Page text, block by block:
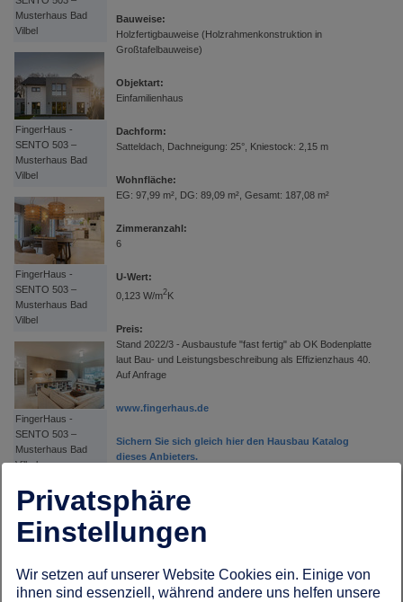
Musterhaus Bad
Vilbel
FingerHaus -
SENTO 503 –
Musterhaus Bad
Vilbel
FingerHaus -
SENTO 503 –
Musterhaus Bad
Vilbel
FingerHaus -
SENTO 503 –
Musterhaus Bad
Vilbel
SENTO 503 –
Musterhaus Bad
Bauweise:
Holzfertigbauweise (Holzrahmenkonstruktion in
Großtafelbauweise)
Objektart:
Einfamilienhaus
Dachform:
Satteldach, Dachneigung: 25°, Kniestock: 2,15 m
Wohnfläche:
EG: 97,99 m², DG: 89,09 m², Gesamt: 187,08 m²
Zimmeranzahl:
6
U-Wert:
0,123 W/m2K
Preis:
Stand 2022/3 - Ausbaustufe "fast fertig" ab OK Bodenplatte
laut Bau- und Leistungsbeschreibung als Effizienzhaus 40.
Auf Anfrage
www.fingerhaus.de
Sichern Sie sich gleich hier den Hausbau Katalog
dieses Anbieters.
zurück zu: Häuser über 300.000 €
Privatsphäre
Einstellungen
Wir setzen auf unserer Website Cookies ein. Einige von
ihnen sind essenziell, während andere uns helfen unsere